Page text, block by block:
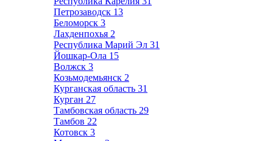
Петрозаводск 13
Беломорск 3
Лахденпохья 2
Республика Марий Эл 31
Йошкар-Ола 15
Волжск 3
Козьмодемьянск 2
Курганская область 31
Курган 27
Тамбовская область 29
Тамбов 22
Котовск 3